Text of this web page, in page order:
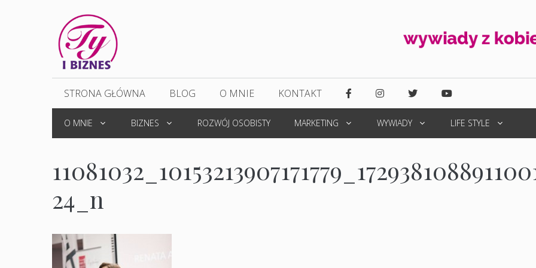
STRONA GŁÓWNA BLOG O MNIE KONTAKT
O MNIE BIZNES ROZWÓJ OSOBISTY MARKETING WYWIADY LIFE STYLE
24_n